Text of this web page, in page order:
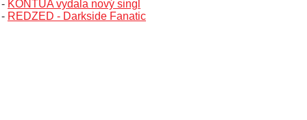
- KONTUA vydala nový singl
- REDZED - Darkside Fanatic